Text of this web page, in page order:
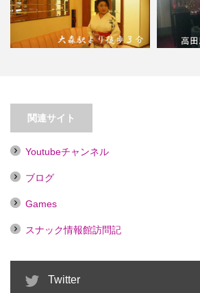
【大森】Lounge Patek
関連サイト
Youtubeチャンネル
ブログ
Games
スナック情報館訪問記
Twitter